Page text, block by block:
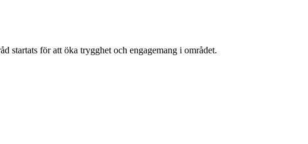
startats för att öka trygghet och engagemang i området.